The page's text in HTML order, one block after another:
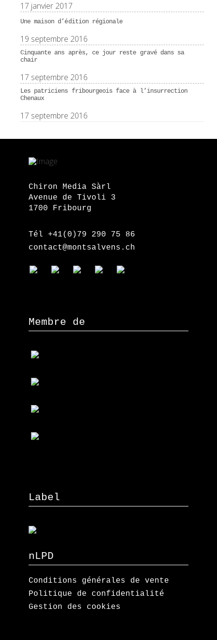
17 janvier 2017
Une maison d’édition régionale
19 septembre 2016
Cinquante ans après, ce jour reste gravé dans sa
chair
17 septembre 2016
Les patriciens fribourgeois face à l’insurrection
Chenaux
17 septembre 2016
Chiron Media Sàrl
Avenue de Tivoli 3
1700 Fribourg
Tél +41(0)79 290 75 86
contact@montsalvens.ch
Membre de
Label
nLPD
Conditions générales de vente
Politique de confidentialité
Gestion des cookies